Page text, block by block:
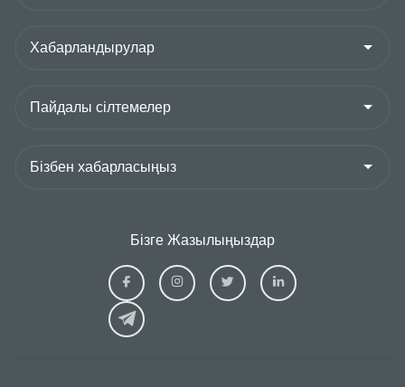
Бізге Жазылыңыздар
Ziraat
Kazakhstan
Facebook
Ziraat
Kazakhstan
Ziraat
Kazakhstan
Ziraat